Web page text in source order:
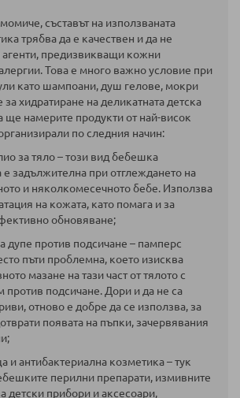
съставът на използваната
трябва да е качествен и да не
предизвикващи кожни
Това е много важно условие при
като шампоани, душ гелове, мокри
хидратиране на деликатната детска
ще намерите продукти от най-висок
по следния начин:
за тяло– този вид бебешка
е задължителна при отглеждането на
и няколкомесечното бебе. Използва
на кожата, като помага и за
обновяване;
дупе против подсичане – памперс
пъти проблемна, което изисква
мазане на тази част от тялото с
против подсичане. Дори и да не са
отново е добре да се използва, за
появата на пъпки, зачервявания
и антибактериална козметика – тук
перилни препарати, измивните
детски прибори и аксесоари,